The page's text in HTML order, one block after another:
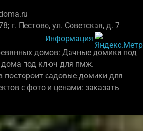
г. Пестово, ул. Советская, д. 7
Информация
домов: Дачные домики под
дома под ключ для пмж.
постороит садовые домики для
с фото и ценами: заказать